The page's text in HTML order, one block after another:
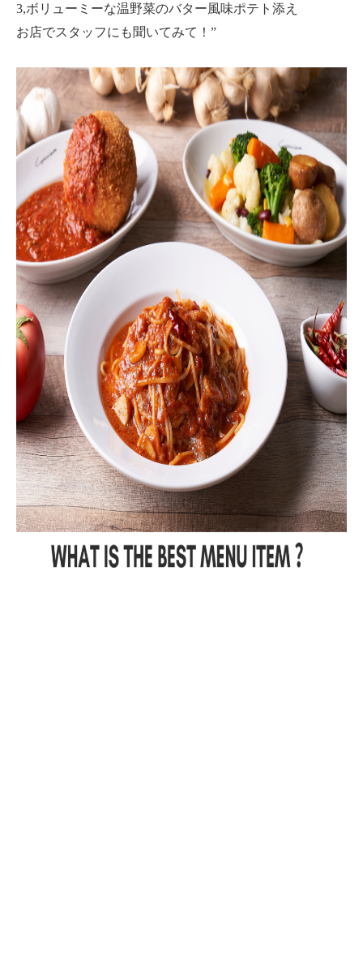
3,ボリューミーな温野菜のバター風味ポテト添え
お店でスタッフにも聞いてみて！”